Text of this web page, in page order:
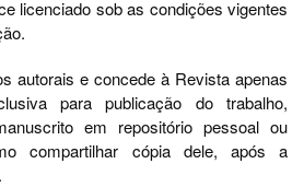
licenciado sob as condições vigentes
autorais e concede à Revista apenas
para publicação do trabalho,
em repositório pessoal ou
compartilhar cópia dele, após a